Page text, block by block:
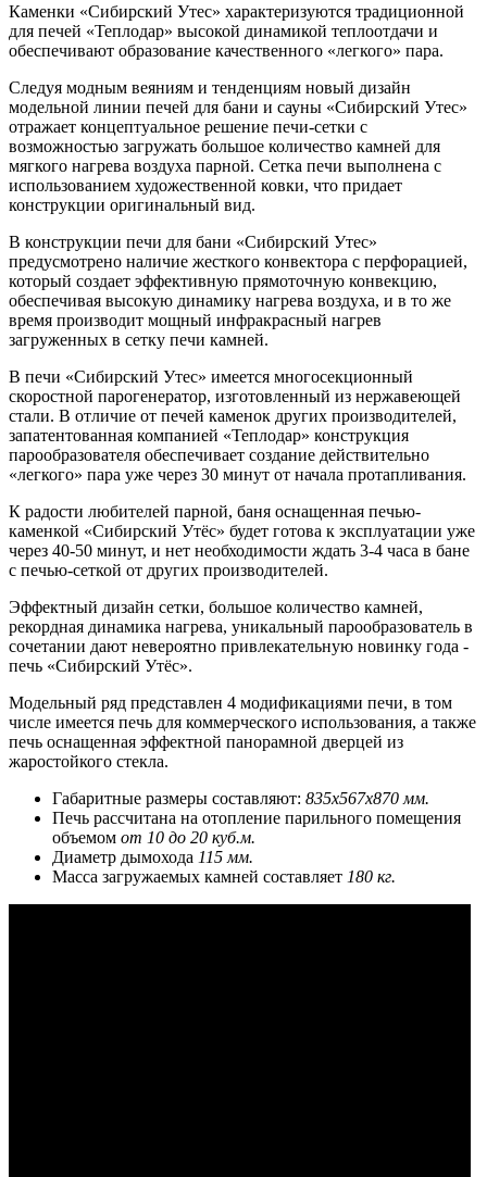
Каменки «Сибирский Утес» характеризуются традиционной
для печей «Теплодар» высокой динамикой теплоотдачи и
обеспечивают образование качественного «легкого» пара.
Следуя модным веяниям и тенденциям новый дизайн
модельной линии печей для бани и сауны «Сибирский Утес»
отражает концептуальное решение печи-сетки с
возможностью загружать большое количество камней для
мягкого нагрева воздуха парной. Сетка печи выполнена с
использованием художественной ковки, что придает
конструкции оригинальный вид.
В конструкции печи для бани «Сибирский Утес»
предусмотрено наличие жесткого конвектора с перфорацией,
который создает эффективную прямоточную конвекцию,
обеспечивая высокую динамику нагрева воздуха, и в то же
время производит мощный инфракрасный нагрев
загруженных в сетку печи камней.
В печи «Сибирский Утес» имеется многосекционный
скоростной парогенератор, изготовленный из нержавеющей
стали. В отличие от печей каменок других производителей,
запатентованная компанией «Теплодар» конструкция
парообразователя обеспечивает создание действительно
«легкого» пара уже через 30 минут от начала протапливания.
К радости любителей парной, баня оснащенная печью-
каменкой «Сибирский Утёс» будет готова к эксплуатации уже
через 40-50 минут, и нет необходимости ждать 3-4 часа в бане
с печью-сеткой от других производителей.
Эффектный дизайн сетки, большое количество камней,
рекордная динамика нагрева, уникальный парообразователь в
сочетании дают невероятно привлекательную новинку года -
печь «Сибирский Утёс».
Модельный ряд представлен 4 модификациями печи, в том
числе имеется печь для коммерческого использования, а также
печь оснащенная эффектной панорамной дверцей из
жаростойкого стекла.
Габаритные размеры составляют: 835х567х870 мм.
Печь рассчитана на отопление парильного помещения
объемом от 10 до 20 куб.м.
Диаметр дымохода 115 мм.
Масса загружаемых камней составляет 180 кг.